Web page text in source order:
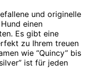
und originelle
einen
Es gibt eine
zu Ihrem treuen
wie “Quincy” bis
ist für jeden